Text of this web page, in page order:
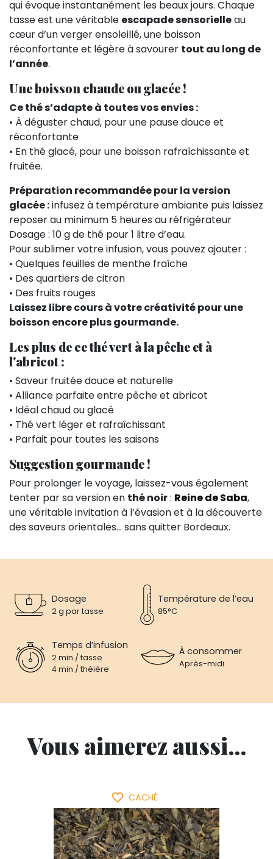
qui évoque instantanément les beaux jours. Chaque
tasse est une véritable escapade sensorielleau
cœur d’un verger ensoleillé, une boisson
réconfortante et légère à savourer tout au long de
l’année.
Une boisson chaude ou glacée !
Ce thé s’adapte à toutes vos envies :
• À déguster chaud, pour une pause douce et
réconfortante
• En thé glacé, pour une boisson rafraîchissante et
fruitée.
Préparation recommandée pour la version
glacée :infusez à température ambiante puis laissez
reposer au minimum 5 heures au réfrigérateur
Dosage : 10 g de thé pour 1 litre d’eau.
Pour sublimer votre infusion, vous pouvez ajouter :
• Quelques feuilles de menthe fraîche
• Des quartiers de citron
• Des fruits rouges
Laissez libre cours à votre créativité pour une
boisson encore plus gourmande.
Les plus de ce thé vert à la pêche et à
l'abricot :
• Saveur fruitée douce et naturelle
• Alliance parfaite entre pêche et abricot
• Idéal chaud ou glacé
• Thé vert léger et rafraîchissant
• Parfait pour toutes les saisons
Suggestion gourmande !
Pour prolonger le voyage, laissez-vous également
tenter par sa version en thé noir: Reine de Saba,
une véritable invitation à l’évasion et à la découverte
des saveurs orientales… sans quitter Bordeaux.
Dosage
2 g par tasse
Température de l’eau
85°C
Temps d’infusion
2 min / tasse
4 min / théière
À consommer
Après-midi
Vous aimerez aussi...
favorite_border CACHÉ